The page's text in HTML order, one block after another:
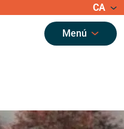
CA
Menú